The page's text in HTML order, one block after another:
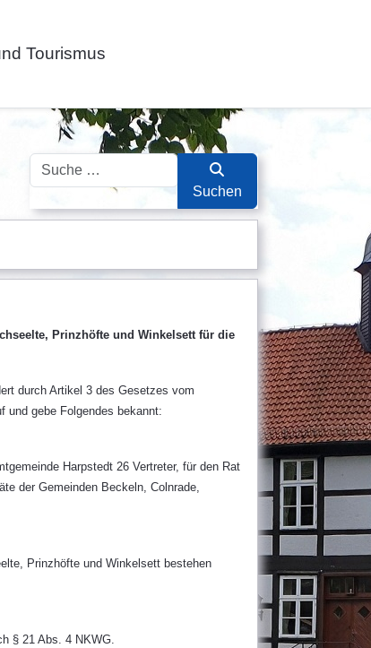
Tourismus
Suchen
Suchen
Prinzhöfte und Winkelsett für die
durch Artikel 3 des Gesetzes vom
und gebe Folgendes bekannt:
Harpstedt 26 Vertreter, für den Rat
der Gemeinden Beckeln, Colnrade,
Prinzhöfte und Winkelsett bestehen
§ 21 Abs. 4 NKWG.